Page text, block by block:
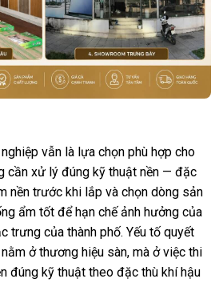
vẫn là lựa chọn phù hợp cho
cần xử lý đúng kỹ thuật nền — đặc
nền trước khi lắp và chọn dòng sản
ẩm tốt để hạn chế ảnh hưởng của
trưng của thành phố. Yếu tố quyết
ở thương hiệu sàn, mà ở việc thi
đúng kỹ thuật theo đặc thù khí hậu